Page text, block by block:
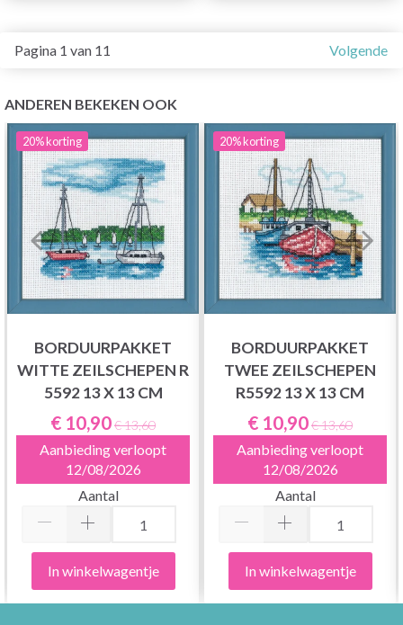
Pagina 1 van 11 Volgende
ANDEREN BEKEKEN OOK
20%korting
BORDUURPAKKET
WITTE ZEILSCHEPEN R
5592 13 X 13 CM
€ 10,90€ 13,60
Aanbieding verloopt
12/08/2026
Aantal
In winkelwagentje
20%korting
BORDUURPAKKET
TWEE ZEILSCHEPEN
R5592 13 X 13 CM
€ 10,90€ 13,60
Aanbieding verloopt
12/08/2026
Aantal
In winkelwagentje